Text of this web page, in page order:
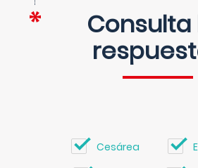
Consulta
Cesárea